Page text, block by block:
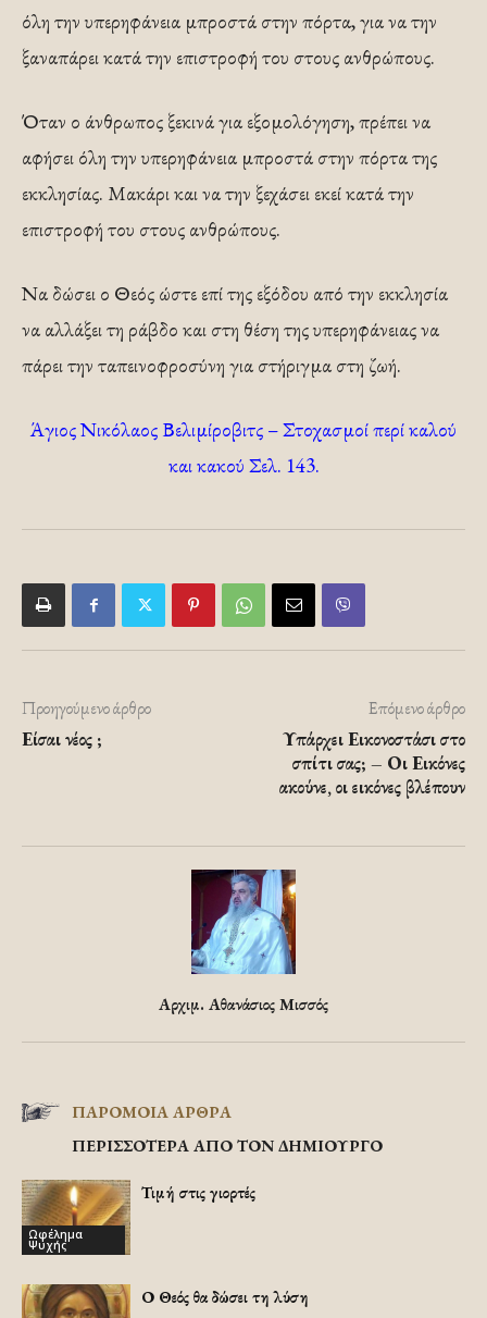
όλη την υπερηφάνεια μπροστά στην πόρτα, για να την
ξαναπάρει κατά την επιστροφή του στους ανθρώπους.
Όταν ο άνθρωπος ξεκινά για εξομολόγηση, πρέπει να
αφήσει όλη την υπερηφάνεια μπροστά στην πόρτα της
εκκλησίας. Μακάρι και να την ξεχάσει εκεί κατά την
επιστροφή του στους ανθρώπους.
Να δώσει ο Θεός ώστε επί της εξόδου από την εκκλησία
να αλλάξει τη ράβδο και στη θέση της υπερηφάνειας να
πάρει την ταπεινοφροσύνη για στήριγμα στη ζωή.
Άγιος Νικόλαος Βελιμίροβιτς – Στοχασμοί περί καλού
και κακού Σελ. 143.
Προηγούμενο άρθρο
Είσαι νέος ;
Επόμενο άρθρο
Υπάρχει Εικονοστάσι στο
σπίτι σας; – Οι Εικόνες
ακούνε, οι εικόνες βλέπουν
Αρχιμ. Αθανάσιος Μισσός
ΠΑΡΟΜΟΙΑ ΑΡΘΡΑ
ΠΕΡΙΣΣΟΤΕΡΑ ΑΠΟ ΤΟΝ ΔΗΜΙΟΥΡΓΟ
Ωφέλημα
Ψυχής
Τιμή στις γιορτές
Ο Θεός θα δώσει τη λύση